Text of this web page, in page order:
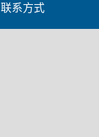
联系方式